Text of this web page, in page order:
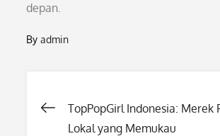
depan.
Byadmin
Post
TopPopGirl Indonesia: Merek
Lokal yang Memukau